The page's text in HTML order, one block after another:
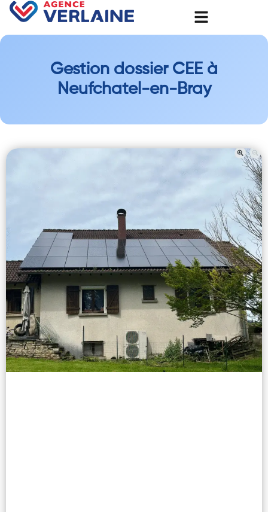
Gestion dossier CEE à
Neufchatel-en-Bray